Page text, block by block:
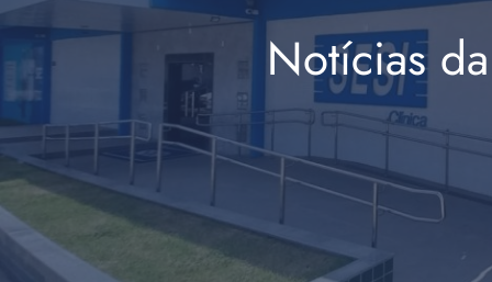
Notícias